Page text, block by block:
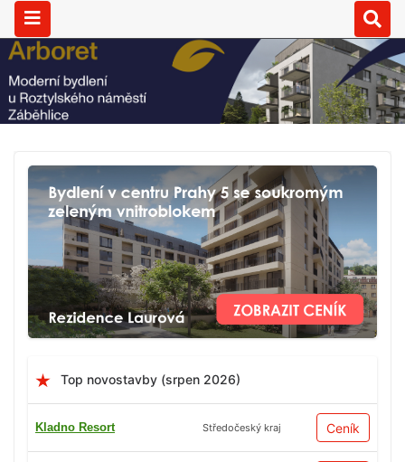
Top novostavby (srpen 2026)
Kladno Resort Středočeský kraj Ceník